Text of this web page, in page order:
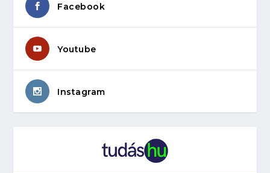
Facebook
Youtube
Instagram